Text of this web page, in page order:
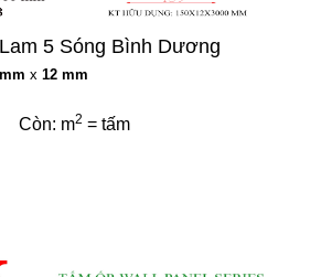
5 Sóng Bình Dương
x 12 mm
Còn: m2 = tấm